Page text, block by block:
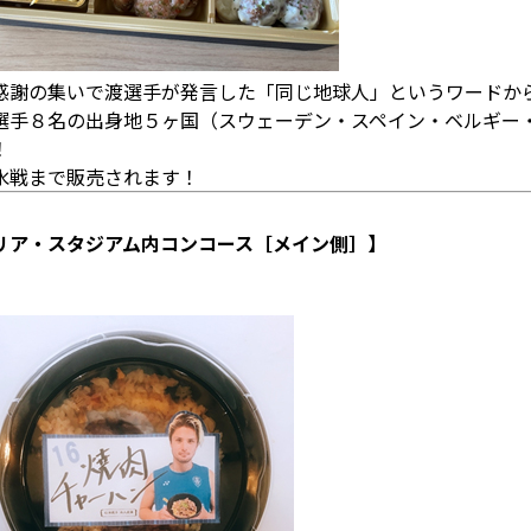
の集いで渡選手が発言した「同じ地球人」というワードか
８名の出身地５ヶ国（スウェーデン・スペイン・ベルギ
まで販売されます！
スタジアム内コンコース［メイン側］】